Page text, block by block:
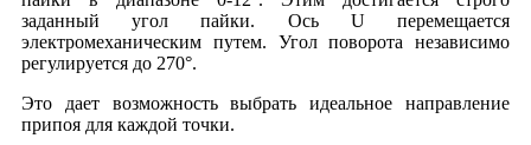
заданный угол пайки. Ось U перемещается
электромеханическим путем. Угол поворота независимо
регулируется до 270°.
Это дает возможность выбрать идеальное направление
припоя для каждой точки.